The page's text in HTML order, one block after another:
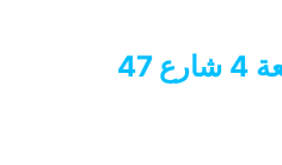
47